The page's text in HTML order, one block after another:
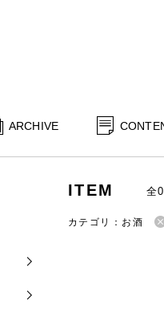
ARCHIVE
ITEM 全
カテゴリ：お酒